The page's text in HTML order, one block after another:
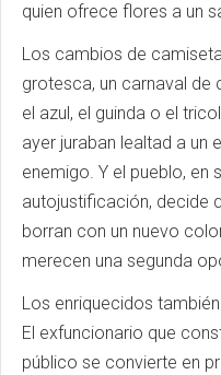
quien ofrece flores a un
Los cambios de
grotesca, un carnaval de
el azul, el guinda o el
ayer juraban lealtad a un
enemigo. Y el pueblo, en
autojustificación, decide
borran con un nuevo
merecen una segunda
Los enriquecidos
El exfuncionario que
público se convierte en